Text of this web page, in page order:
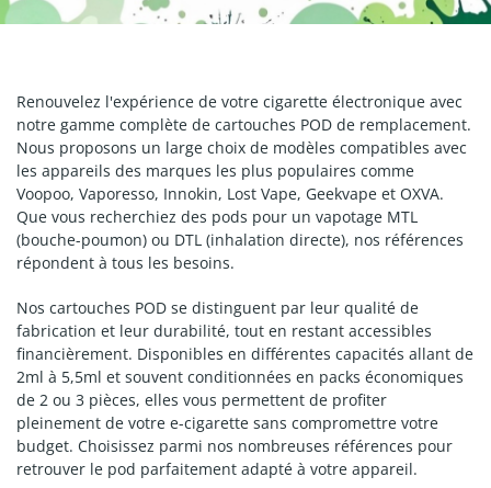
Renouvelez l'expérience de votre cigarette électronique avec
notre gamme complète de cartouches POD de remplacement.
Nous proposons un large choix de modèles compatibles avec
les appareils des marques les plus populaires comme
Voopoo, Vaporesso, Innokin, Lost Vape, Geekvape et OXVA.
Que vous recherchiez des pods pour un vapotage MTL
(bouche-poumon) ou DTL (inhalation directe), nos références
répondent à tous les besoins.
Nos cartouches POD se distinguent par leur qualité de
fabrication et leur durabilité, tout en restant accessibles
financièrement. Disponibles en différentes capacités allant de
2ml à 5,5ml et souvent conditionnées en packs économiques
de 2 ou 3 pièces, elles vous permettent de profiter
pleinement de votre e-cigarette sans compromettre votre
budget. Choisissez parmi nos nombreuses références pour
retrouver le pod parfaitement adapté à votre appareil.